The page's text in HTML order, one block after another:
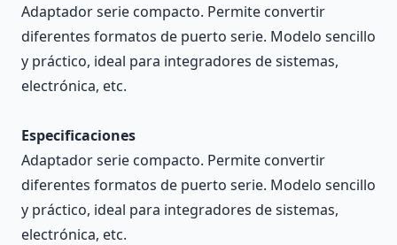
Adaptador serie compacto. Permite convertir
diferentes formatos de puerto serie. Modelo sencillo
y práctico, ideal para integradores de sistemas,
electrónica, etc.
Especificaciones
Adaptador serie compacto. Permite convertir
diferentes formatos de puerto serie. Modelo sencillo
y práctico, ideal para integradores de sistemas,
electrónica, etc.